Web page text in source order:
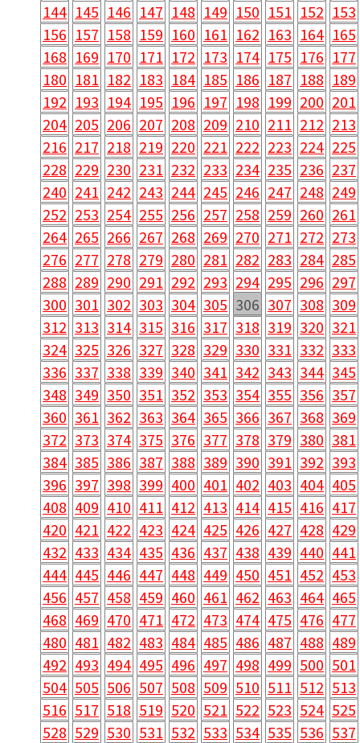
144 145 146 147 148 149 150 151 152 153
156 157 158 159 160 161 162 163 164 165
168 169 170 171 172 173 174 175 176 177
180 181 182 183 184 185 186 187 188 189
192 193 194 195 196 197 198 199 200 201
204 205 206 207 208 209 210 211 212 213
216 217 218 219 220 221 222 223 224 225
228 229 230 231 232 233 234 235 236 237
240 241 242 243 244 245 246 247 248 249
252 253 254 255 256 257 258 259 260 261
264 265 266 267 268 269 270 271 272 273
276 277 278 279 280 281 282 283 284 285
288 289 290 291 292 293 294 295 296 297
300 301 302 303 304 305 306 307 308 309
312 313 314 315 316 317 318 319 320 321
324 325 326 327 328 329 330 331 332 333
336 337 338 339 340 341 342 343 344 345
348 349 350 351 352 353 354 355 356 357
360 361 362 363 364 365 366 367 368 369
372 373 374 375 376 377 378 379 380 381
384 385 386 387 388 389 390 391 392 393
396 397 398 399 400 401 402 403 404 405
408 409 410 411 412 413 414 415 416 417
420 421 422 423 424 425 426 427 428 429
432 433 434 435 436 437 438 439 440 441
444 445 446 447 448 449 450 451 452 453
456 457 458 459 460 461 462 463 464 465
468 469 470 471 472 473 474 475 476 477
480 481 482 483 484 485 486 487 488 489
492 493 494 495 496 497 498 499 500 501
504 505 506 507 508 509 510 511 512 513
516 517 518 519 520 521 522 523 524 525
528 529 530 531 532 533 534 535 536 537